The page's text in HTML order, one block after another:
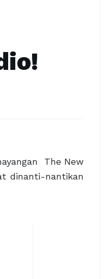
The New
dinanti-nantikan